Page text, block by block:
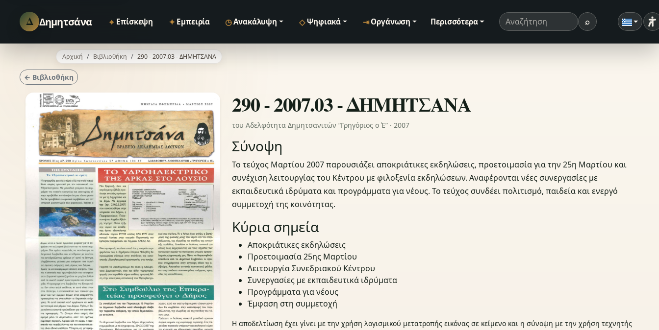
Δ Δημητσάνα ⌖ Επίσκεψη ✦ Εμπειρία ◷Ανακάλυψη ◇ Ψηφιακά ⇥ Οργάνωση Περισσότερα Όρος αναζήτησης ⌕Αναζήτηση
Αρχική Βιβλιοθήκη 290 - 2007.03 - ΔΗΜΗΤΣΑΝΑ
← Βιβλιοθήκη
290 - 2007.03 - ΔΗΜΗΤΣΑΝΑ
του Αδελφότητα Δημητσανιτών “Γρηγόριος ο Έ” · 2007
Σύνοψη
Το τεύχος Μαρτίου 2007 παρουσιάζει αποκριάτικες εκδηλώσεις, προετοιμασία για την 25η Μαρτίου και
συνέχιση λειτουργίας του Κέντρου με φιλοξενία εκδηλώσεων. Αναφέρονται νέες συνεργασίες με
εκπαιδευτικά ιδρύματα και προγράμματα για νέους. Το τεύχος συνδέει πολιτισμό, παιδεία και ενεργό
συμμετοχή της κοινότητας.
Κύρια σημεία
Αποκριάτικες εκδηλώσεις
Προετοιμασία 25ης Μαρτίου
Λειτουργία Συνεδριακού Κέντρου
Συνεργασίες με εκπαιδευτικά ιδρύματα
Προγράμματα για νέους
Έμφαση στη συμμετοχή
Η αποδελτίωση έχει γίνει με την χρήση λογισμικού μετατροπής εικόνας σε κείμενο και η σύνοψη με την χρήση τεχνητής